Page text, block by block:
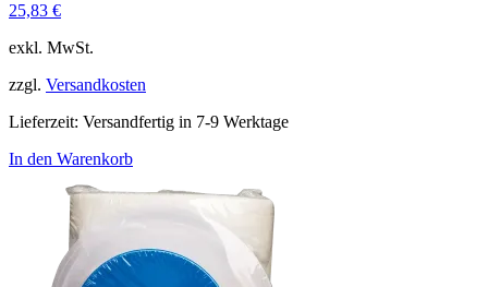
25,83 €
exkl. MwSt.
zzgl. Versandkosten
Lieferzeit: Versandfertig in 7-9 Werktage
In den Warenkorb